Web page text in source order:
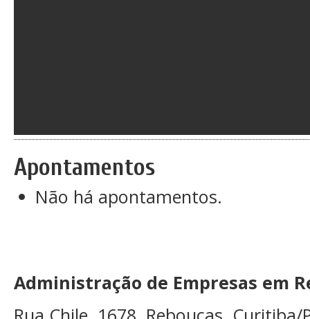
Apontamentos
Não há apontamentos.
Administração de Empresas em